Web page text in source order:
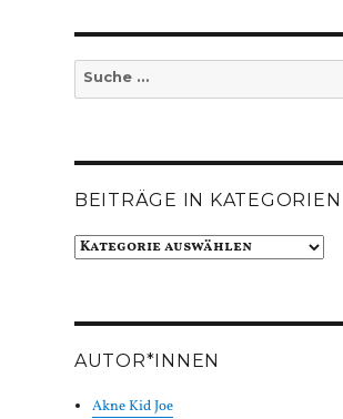
Suche
nach:
BEITRÄGE IN KATEGORIEN
Beiträge
AUTOR*INNEN
Akne Kid Joe